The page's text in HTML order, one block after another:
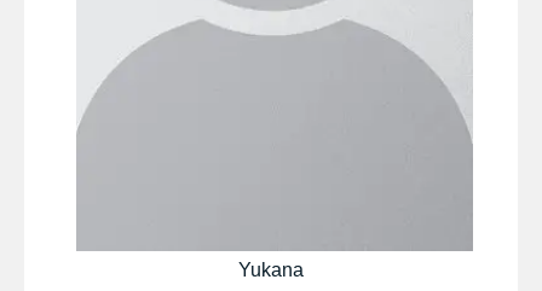
Yukana